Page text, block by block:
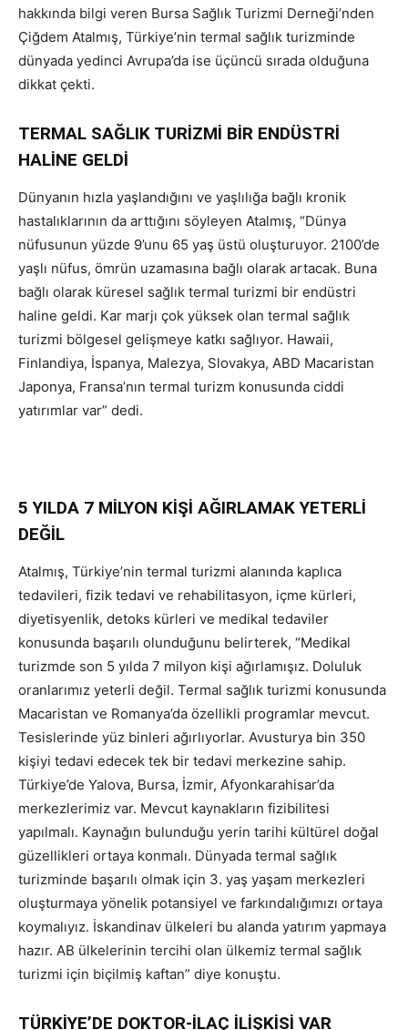
hakkında bilgi veren Bursa Sağlık Turizmi Derneği’nden
Çiğdem Atalmış, Türkiye’nin termal sağlık turizminde
dünyada yedinci Avrupa’da ise üçüncü sırada olduğuna
dikkat çekti.
TERMAL SAĞLIK TURİZMİ BİR ENDÜSTRİ
HALİNE GELDİ
Dünyanın hızla yaşlandığını ve yaşlılığa bağlı kronik
hastalıklarının da arttığını söyleyen Atalmış, “Dünya
nüfusunun yüzde 9’unu 65 yaş üstü oluşturuyor. 2100’de
yaşlı nüfus, ömrün uzamasına bağlı olarak artacak. Buna
bağlı olarak küresel sağlık termal turizmi bir endüstri
haline geldi. Kar marjı çok yüksek olan termal sağlık
turizmi bölgesel gelişmeye katkı sağlıyor. Hawaii,
Finlandiya, İspanya, Malezya, Slovakya, ABD Macaristan
Japonya, Fransa’nın termal turizm konusunda ciddi
yatırımlar var” dedi.
5 YILDA 7 MİLYON KİŞİ AĞIRLAMAK YETERLİ
DEĞİL
Atalmış, Türkiye’nin termal turizmi alanında kaplıca
tedavileri, fizik tedavi ve rehabilitasyon, içme kürleri,
diyetisyenlik, detoks kürleri ve medikal tedaviler
konusunda başarılı olunduğunu belirterek, “Medikal
turizmde son 5 yılda 7 milyon kişi ağırlamışız. Doluluk
oranlarımız yeterli değil. Termal sağlık turizmi konusunda
Macaristan ve Romanya’da özellikli programlar mevcut.
Tesislerinde yüz binleri ağırlıyorlar. Avusturya bin 350
kişiyi tedavi edecek tek bir tedavi merkezine sahip.
Türkiye’de Yalova, Bursa, İzmir, Afyonkarahisar’da
merkezlerimiz var. Mevcut kaynakların fizibilitesi
yapılmalı. Kaynağın bulunduğu yerin tarihi kültürel doğal
güzellikleri ortaya konmalı. Dünyada termal sağlık
turizminde başarılı olmak için 3. yaş yaşam merkezleri
oluşturmaya yönelik potansiyel ve farkındalığımızı ortaya
koymalıyız. İskandinav ülkeleri bu alanda yatırım yapmaya
hazır. AB ülkelerinin tercihi olan ülkemiz termal sağlık
turizmi için biçilmiş kaftan” diye konuştu.
TÜRKİYE’DE DOKTOR-İLAÇ İLİŞKİSİ VAR